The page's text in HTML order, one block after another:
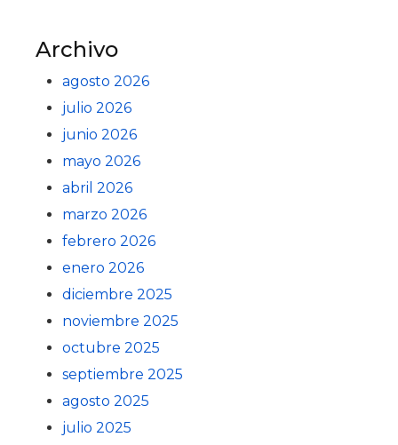
Archivo
agosto 2026
julio 2026
junio 2026
mayo 2026
abril 2026
marzo 2026
febrero 2026
enero 2026
diciembre 2025
noviembre 2025
octubre 2025
septiembre 2025
agosto 2025
julio 2025